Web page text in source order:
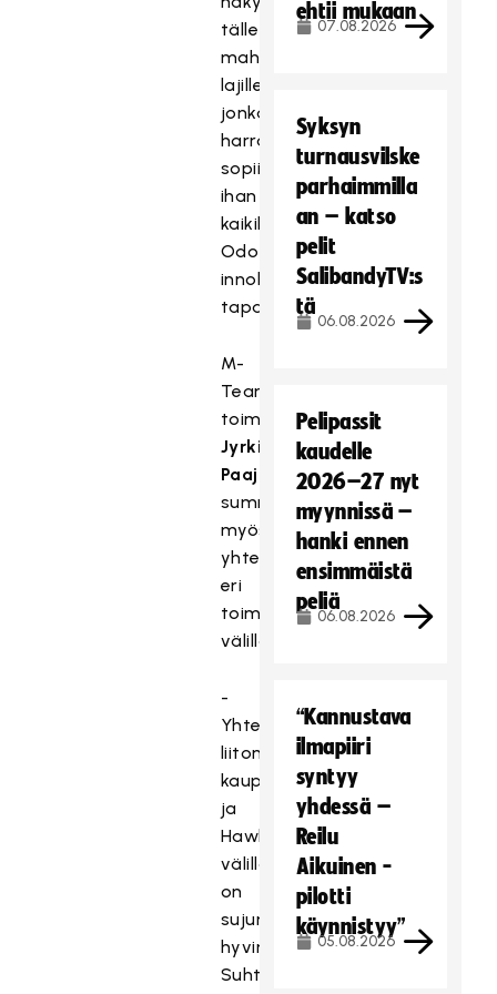
tälle
mahtavalle
lajille,
jonka
harrastaminen
sopii
ihan
kaikille.
Odotamme
innolla
tapahtumaa!
M-
Teamin
toiminnanjohtaja
Jyrki
Paajanen
summaa
myös
yhteistyötä
eri
toimijoiden
välillä:
-
Yhteistyö
liiton,
kaupungin
ja
Hawksin
välillä
on
sujunut
hyvin.
Suhtaudumme
ehtii mukaan
07.08.2026
Syksyn
turnausvilske
parhaimmilla
an – katso
pelit
SalibandyTV:s
tä
06.08.2026
Pelipassit
kaudelle
2026–27 nyt
myynnissä –
hanki ennen
ensimmäistä
peliä
06.08.2026
“Kannustava
ilmapiiri
syntyy
yhdessä –
Reilu
Aikuinen -
pilotti
käynnistyy”
05.08.2026